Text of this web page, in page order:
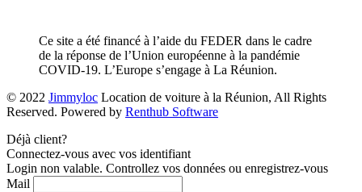
Ce site a été financé à l’aide du FEDER dans le cadre
de la réponse de l’Union européenne à la pandémie
COVID-19. L’Europe s’engage à La Réunion.
© 2022 Jimmyloc Location de voiture à la Réunion, All Rights
Reserved. Powered by Renthub Software
Déjà client?
Connectez-vous avec vos identifiant
Login non valable. Controllez vos données ou enregistrez-vous
Mail